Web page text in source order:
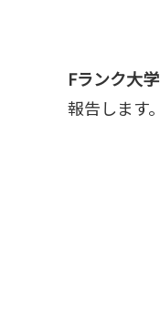
Fランク大
報告します。